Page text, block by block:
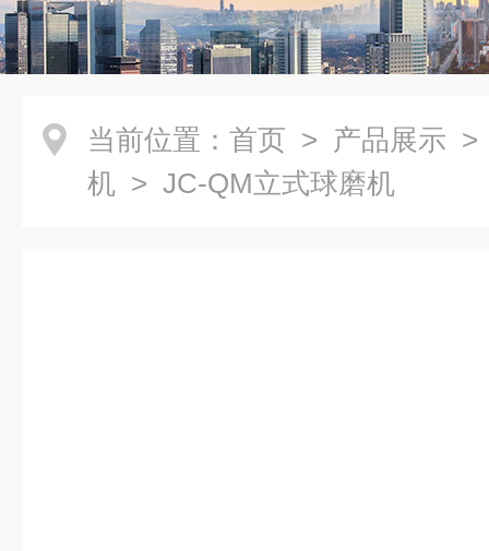
当前位置： 首页 > 产品展示
机 > JC-QM立式球磨机